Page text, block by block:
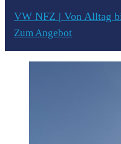
VW NFZ | Von Alltag
Zum Angebot